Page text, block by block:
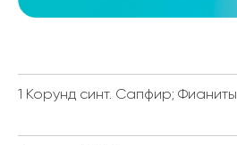
1 Корунд синт. Сапфир; Фианиты